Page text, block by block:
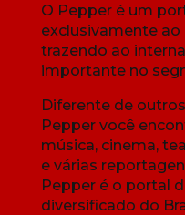
O Pepper é um
exclusivamente
trazendo ao
importante no
Diferente de
Pepper você
música, cinema,
e várias
Pepper é o portal
diversificado do